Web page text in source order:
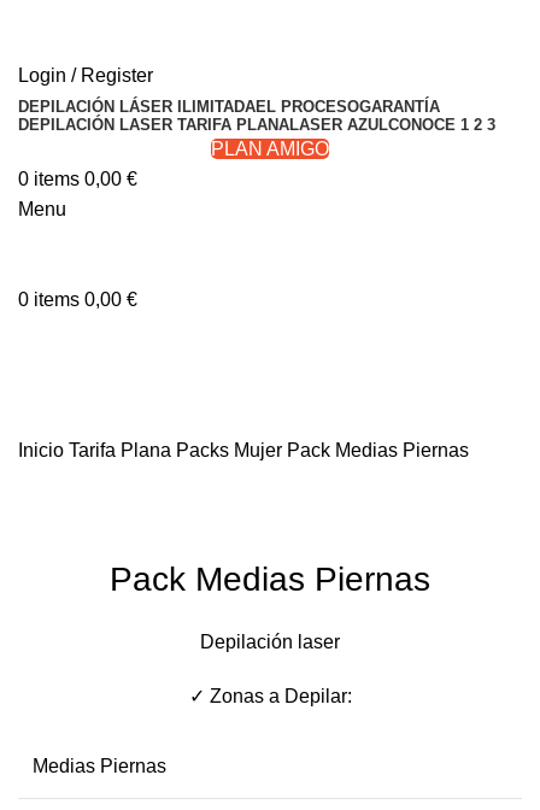
Login / Register
DEPILACIÓN LÁSER ILIMITADAEL PROCESOGARANTÍA
DEPILACIÓN LASER TARIFA PLANALASER AZULCONOCE 1 2 3
PLAN AMIGO
0 items 0,00 €
Menu
0 items 0,00 €
Inicio Tarifa Plana Packs Mujer Pack Medias Piernas
Pack Medias Piernas
Depilación laser
✓ Zonas a Depilar:
Medias Piernas